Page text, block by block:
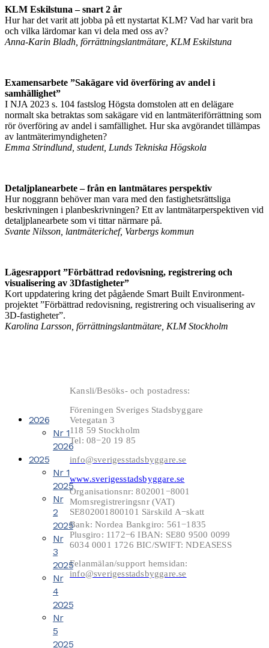
KLM Eskilstuna – snart 2 år
Hur har det varit att jobba på ett nystartat KLM? Vad har varit bra
och vilka lärdomar kan vi dela med oss av?
Anna-Karin Bladh, förrättningslantmätare, KLM Eskilstuna
Examensarbete ”Sakägare vid överföring av andel i
samhällighet”
I NJA 2023 s. 104 fastslog Högsta domstolen att en delägare
normalt ska betraktas som sakägare vid en lantmäteriförrättning som
rör överföring av andel i samfällighet. Hur ska avgörandet tillämpas
av lantmäterimyndigheten?
Emma Strindlund, student, Lunds Tekniska Högskola
Detaljplanearbete – från en lantmätares perspektiv
Hur noggrann behöver man vara med den fastighetsrättsliga
beskrivningen i planbeskrivningen? Ett av lantmätarperspektiven vid
detaljplanearbete som vi tittar närmare på.
Svante Nilsson, lantmäterichef, Varbergs kommun
Lägesrapport ”Förbättrad redovisning, registrering och
visualisering av 3Dfastigheter”
Kort uppdatering kring det pågående Smart Built Environment-
projektet ”Förbättrad redovisning, registrering och visualisering av
3D-fastigheter”.
Karolina Larsson, förrättningslantmätare, KLM Stockholm
2026
Nr 1
2026
2025
Nr 1
2025
Nr
2
2025
Nr
3
2025
Nr
4
2025
Nr
5
2025
Kansli/Besöks- och postadress:
Föreningen Sveriges Stadsbyggare
Vetegatan 3
118 59 Stockholm
Tel: 08−20 19 85
info@sverigesstadsbyggare.se
www.sverigesstadsbyggare.se
Organisationsnr: 802001−8001
Momsregistreringsnr (VAT)
SE802001800101 Särskild A−skatt
Bank: Nordea Bankgiro: 561−1835
Plusgiro: 1172−6 IBAN: SE80 9500 0099
6034 0001 1726 BIC/SWIFT: NDEASESS
Felanmälan/support hemsidan:
info@sverigesstadsbyggare.se